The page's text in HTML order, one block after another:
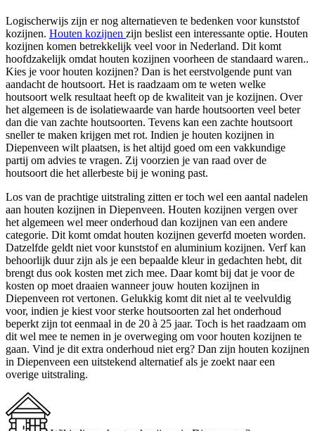
Logischerwijs zijn er nog alternatieven te bedenken voor kunststof
kozijnen. Houten kozijnen zijn beslist een interessante optie. Houten
kozijnen komen betrekkelijk veel voor in Nederland. Dit komt
hoofdzakelijk omdat houten kozijnen voorheen de standaard waren..
Kies je voor houten kozijnen? Dan is het eerstvolgende punt van
aandacht de houtsoort. Het is raadzaam om te weten welke
houtsoort welk resultaat heeft op de kwaliteit van je kozijnen. Over
het algemeen is de isolatiewaarde van harde houtsoorten veel beter
dan die van zachte houtsoorten. Tevens kan een zachte houtsoort
sneller te maken krijgen met rot. Indien je houten kozijnen in
Diepenveen wilt plaatsen, is het altijd goed om een vakkundige
partij om advies te vragen. Zij voorzien je van raad over de
houtsoort die het allerbeste bij je woning past.
Los van de prachtige uitstraling zitten er toch wel een aantal nadelen
aan houten kozijnen in Diepenveen. Houten kozijnen vergen over
het algemeen wel meer onderhoud dan kozijnen van een andere
categorie. Dit komt omdat houten kozijnen geverfd moeten worden.
Datzelfde geldt niet voor kunststof en aluminium kozijnen. Verf kan
behoorlijk duur zijn als je een bepaalde kleur in gedachten hebt, dit
brengt dus ook kosten met zich mee. Daar komt bij dat je voor de
kosten op moet draaien wanneer jouw houten kozijnen in
Diepenveen rot vertonen. Gelukkig komt dit niet al te veelvuldig
voor, indien je kiest voor sterke houtsoorten zal het onderhoud
beperkt zijn tot eenmaal in de 20 à 25 jaar. Toch is het raadzaam om
dit wel mee te nemen in je overweging om voor houten kozijnen te
gaan. Vind je dit extra onderhoud niet erg? Dan zijn houten kozijnen
in Diepenveen een uitstekend alternatief als je zoekt naar een
overige uitstraling.